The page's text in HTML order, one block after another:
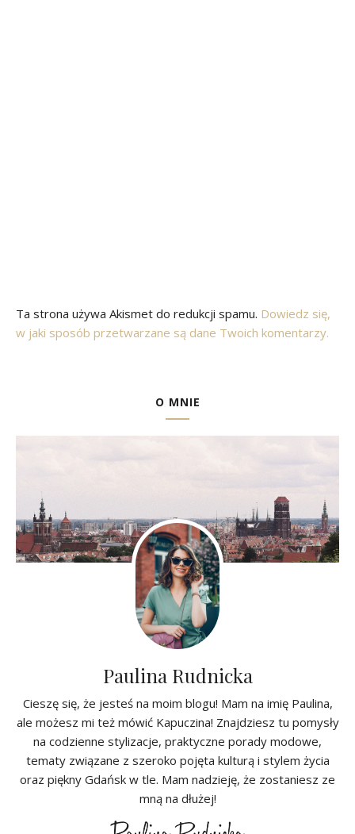
Ta strona używa Akismet do redukcji spamu. Dowiedz się,
w jaki sposób przetwarzane są dane Twoich komentarzy.
O MNIE
Paulina Rudnicka
Cieszę się, że jesteś na moim blogu! Mam na imię Paulina,
ale możesz mi też mówić Kapuczina! Znajdziesz tu pomysły
na codzienne stylizacje, praktyczne porady modowe,
tematy związane z szeroko pojęta kulturą i stylem życia
oraz piękny Gdańsk w tle. Mam nadzieję, że zostaniesz ze
mną na dłużej!